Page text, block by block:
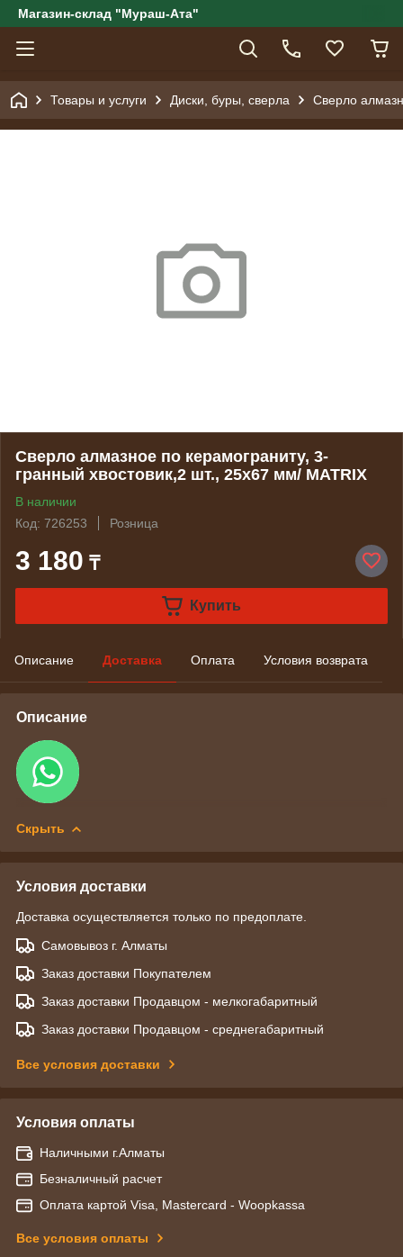
Магазин-склад "Мураш-Ата"
Товары и услуги Диски, буры, сверла Сверло
Сверло алмазное по керамограниту, 3-
гранный хвостовик,2 шт., 25х67 мм/ MATRIX
В наличии
Код: 726253
Розница
3 180 ₸
Купить
Описание Доставка Оплата Условия возврата
Описание
Скрыть
Условия доставки
Доставка осуществляется только по предоплате.
Самовывоз г. Алматы
Заказ доставки Покупателем
Заказ доставки Продавцом - мелкогабаритный
Заказ доставки Продавцом - среднегабаритный
Все условия доставки
Условия оплаты
Наличными г.Алматы
Безналичный расчет
Оплата картой Visa, Mastercard - Woopkassa
Все условия оплаты